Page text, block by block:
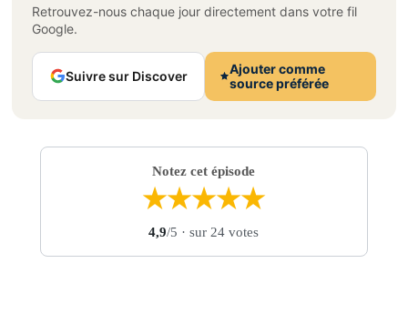
Retrouvez-nous chaque jour directement dans votre fil
Google.
Suivre sur Discover
Ajouter comme
source préférée
Notez cet épisode
★★★★★
4,9/5 · sur 24 votes